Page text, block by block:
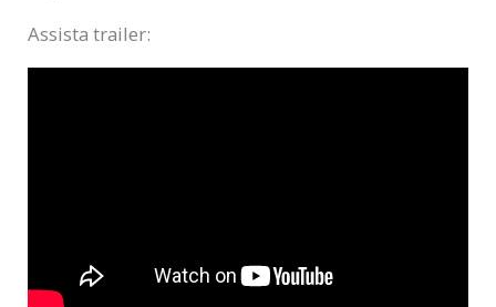
Assista trailer: